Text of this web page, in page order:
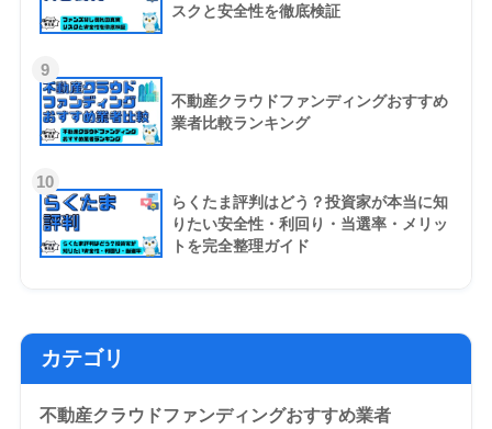
スクと安全性を徹底検証
9
不動産クラウドファンディングおすすめ
業者比較ランキング
10
らくたま評判はどう？投資家が本当に知
りたい安全性・利回り・当選率・メリッ
トを完全整理ガイド
カテゴリ
不動産クラウドファンディングおすすめ業者